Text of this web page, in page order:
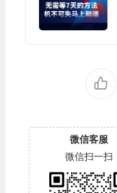
微信客服
微信扫一扫